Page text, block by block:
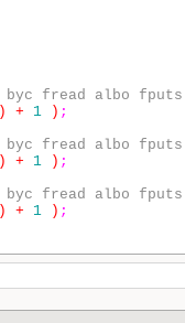
byc fread albo
) + 1 ) ;
byc fread albo
) + 1 ) ;
byc fread albo
) + 1 ) ;